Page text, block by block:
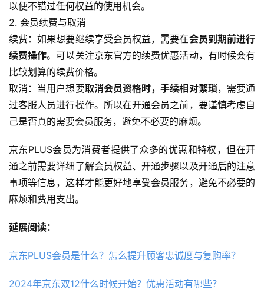
以便不错过任何权益的使用机会。
2. 会员续费与取消
续费：如果想要继续享受会员权益，需要在会员到期前进行
续费操作。可以关注京东官方的续费优惠活动，有时候会有
比较划算的续费价格。
取消：当用户想要取消会员资格时，手续相对繁琐，需要通
过客服人员进行操作。所以在开通会员之前，要谨慎考虑自
己是否真的需要会员服务，避免不必要的麻烦。
京东PLUS会员为消费者提供了众多的优惠和特权，但在开
通之前需要详细了解会员权益、开通步骤以及开通后的注意
事项等信息，这样才能更好地享受会员服务，避免不必要的
麻烦和费用支出。
延展阅读：
京东PLUS会员是什么？怎么提升顾客忠诚度与复购率？
2024年京东双12什么时候开始？优惠活动有哪些？